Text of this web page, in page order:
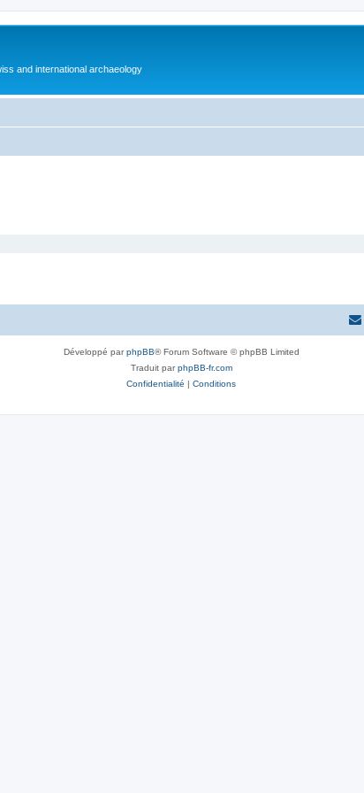
and international archaeology
Développé parphpBB® Forum Software © phpBB Limited
Traduit parphpBB-fr.com
Confidentialité | Conditions